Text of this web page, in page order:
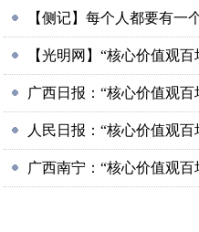
【侧记】每个人都要有一
【光明网】“核心价值观
广西日报：“核心价值观
人民日报：“核心价值观
广西南宁：“核心价值观百